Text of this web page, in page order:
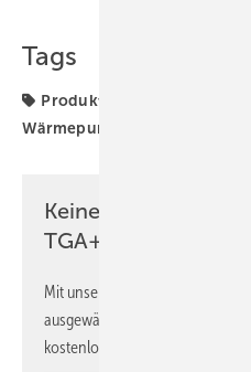
Tags
Produkte
Wärmepumpe
Keine Zeit? Kein
TGA+E Newsletter!
Mit unserem Newsletter
ausgewählte Informationen und
kostenlos direkt ins Postfach.